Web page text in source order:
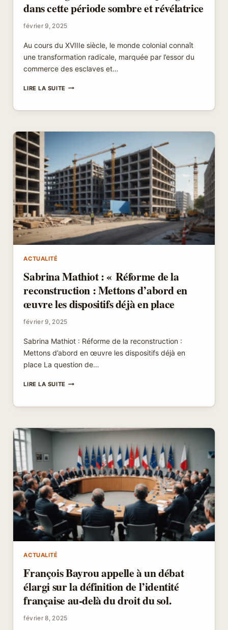
dans cette période sombre et révélatrice
février 9, 2025
Au cours du XVIIIe siècle, le monde colonial connaît
une transformation radicale, marquée par l’essor du
commerce des esclaves et…
LIRE LA SUITEL’ESCLAVAGE
SIÈCLE
PLONGEZ
PÉRIODE
SOMBRE
ET
RÉVÉLATRICE
ACTUALITÉ
Sabrina Mathiot : « Réforme de la
reconstruction : Mettons d’abord en
œuvre les dispositifs déjà en place
février 9, 2025
Sabrina Mathiot : Réforme de la reconstruction :
Mettons d’abord en œuvre les dispositifs déjà en
place La question de…
LIRE LA SUITESABRINA
« RÉFORME
LA
RECONSTRUCTION
METTONS
D’ABORD
EN
ŒUVRE
LES
DISPOSITIFS
DÉJÀ
EN
PLACE
ACTUALITÉ
François Bayrou appelle à un débat
élargi sur la définition de l’identité
française au-delà du droit du sol.
février 8, 2025